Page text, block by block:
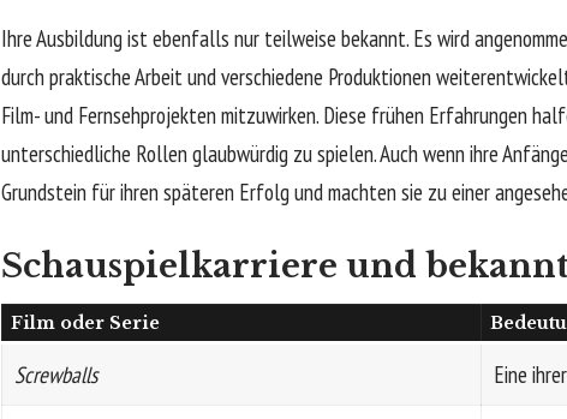
Ihre Ausbildung ist ebenfalls nur teilweise bekannt. Es wird
durch praktische Arbeit und verschiedene Produktionen
Film- und Fernsehprojekten mitzuwirken. Diese frühen Erfahrungen
unterschiedliche Rollen glaubwürdig zu spielen. Auch wenn ihre
Grundstein für ihren späteren Erfolg und machten sie zu einer
Schauspielkarriere und
Film oder Serie
Screwballs Eine